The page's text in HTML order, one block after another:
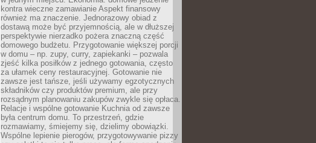
kontra wieczne zamawianie Aspekt finansowy
również ma znaczenie. Jednorazowy obiad z
dostawą może być przyjemnością, ale w dłuższej
perspektywie nierzadko pożera znaczną część
domowego budżetu. Przygotowanie większej porcji
w domu – np. zupy, curry, zapiekanki – pozwala
zjeść kilka posiłków z jednego gotowania, często
za ułamek ceny restauracyjnej. Gotowanie nie
zawsze jest tańsze, jeśli używamy egzotycznych
składników czy produktów premium, ale przy
rozsądnym planowaniu zakupów zwykle się opłaca.
Relacje i wspólne gotowanie Kuchnia od zawsze
była centrum domu. To przestrzeń, gdzie
rozmawiamy, śmiejemy się, dzielimy obowiązki.
Wspólne lepienie pierogów, przygotowywanie pizzy